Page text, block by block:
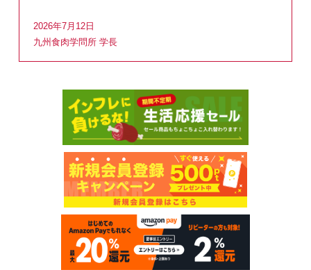
2026年7月12日
九州食肉学問所 学長